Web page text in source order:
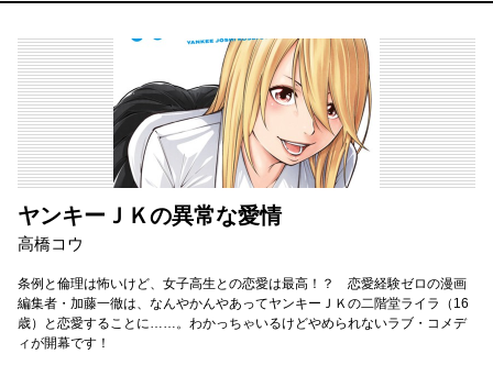
ヤンキーＪＫの異常な愛情
高橋コウ
条例と倫理は怖いけど、女子高生との恋愛は最高！？ 恋愛経験ゼロの漫画
編集者・加藤一徹は、なんやかんやあってヤンキーＪＫの二階堂ライラ（16
歳）と恋愛することに……。わかっちゃいるけどやめられないラブ・コメデ
ィが開幕です！